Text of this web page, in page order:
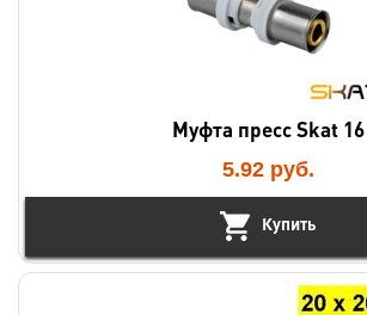
Муфта пресс Skat 16
5.92 руб.
Купить